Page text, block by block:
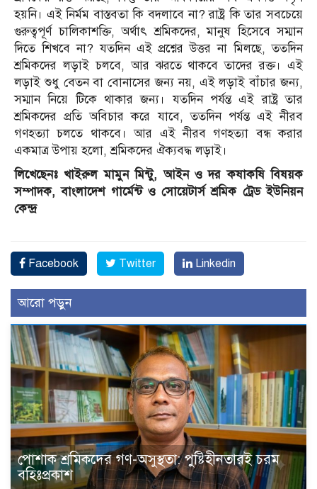
হয়নি। এই নির্মম বাস্তবতা কি বদলাবে না? রাষ্ট্র কি তার সবচেয়ে
গুরুত্বপূর্ণ চালিকাশক্তি, অর্থাৎ শ্রমিকদের, মানুষ হিসেবে সম্মান
দিতে শিখবে না? যতদিন এই প্রশ্নের উত্তর না মিলছে, ততদিন
শ্রমিকদের লড়াই চলবে, আর ঝরতে থাকবে তাদের রক্ত। এই
লড়াই শুধু বেতন বা বোনাসের জন্য নয়, এই লড়াই বাঁচার জন্য,
সম্মান নিয়ে টিকে থাকার জন্য। যতদিন পর্যন্ত এই রাষ্ট্র তার
শ্রমিকদের প্রতি অবিচার করে যাবে, ততদিন পর্যন্ত এই নীরব
গণহত্যা চলতে থাকবে। আর এই নীরব গণহত্যা বন্ধ করার
একমাত্র উপায় হলো, শ্রমিকদের ঐক্যবদ্ধ লড়াই।
লিখেছেনঃ খাইরুল মামুন মিন্টু, আইন ও দর কষাকষি বিষয়ক
সম্পাদক, বাংলাদেশ গার্মেন্ট ও সোয়েটার্স শ্রমিক ট্রেড ইউনিয়ন
কেন্দ্র
Facebook Twitter Linkedin
আরো পড়ুন
পোশাক শ্রমিকদের গণ-অসুস্থতা: পুষ্টিহীনতারই চরম
বহিঃপ্রকাশ